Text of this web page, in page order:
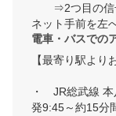
⇒2つ目の信号
電車・バスでの
【最寄り駅より
・　JR総武線
発9:45～約15分